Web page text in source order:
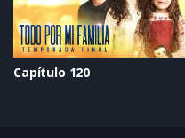
Capítulo 120